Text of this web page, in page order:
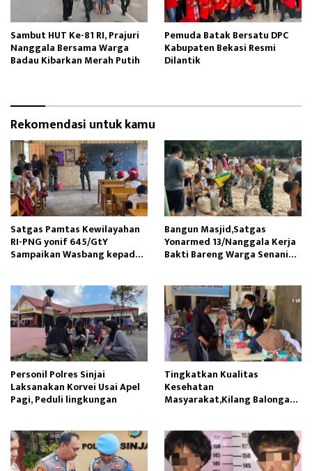
Sambut HUT Ke-81 RI, Prajuri
Nanggala Bersama Warga
Badau Kibarkan Merah Putih
Pemuda Batak Bersatu DPC
Kabupaten Bekasi Resmi
Dilantik
Rekomendasi untuk kamu
Satgas Pamtas Kewilayahan
RI-PNG yonif 645/GtY
Sampaikan Wasbang kepada
Bangun Masjid,Satgas
Yonarmed 13/Nanggala Kerja
Bakti Bareng Warga Senaning
Personil Polres Sinjai
Laksanakan Korvei Usai Apel
Pagi, Peduli lingkungan
Tingkatkan Kualitas
Kesehatan
Masyarakat,Kilang Balongan